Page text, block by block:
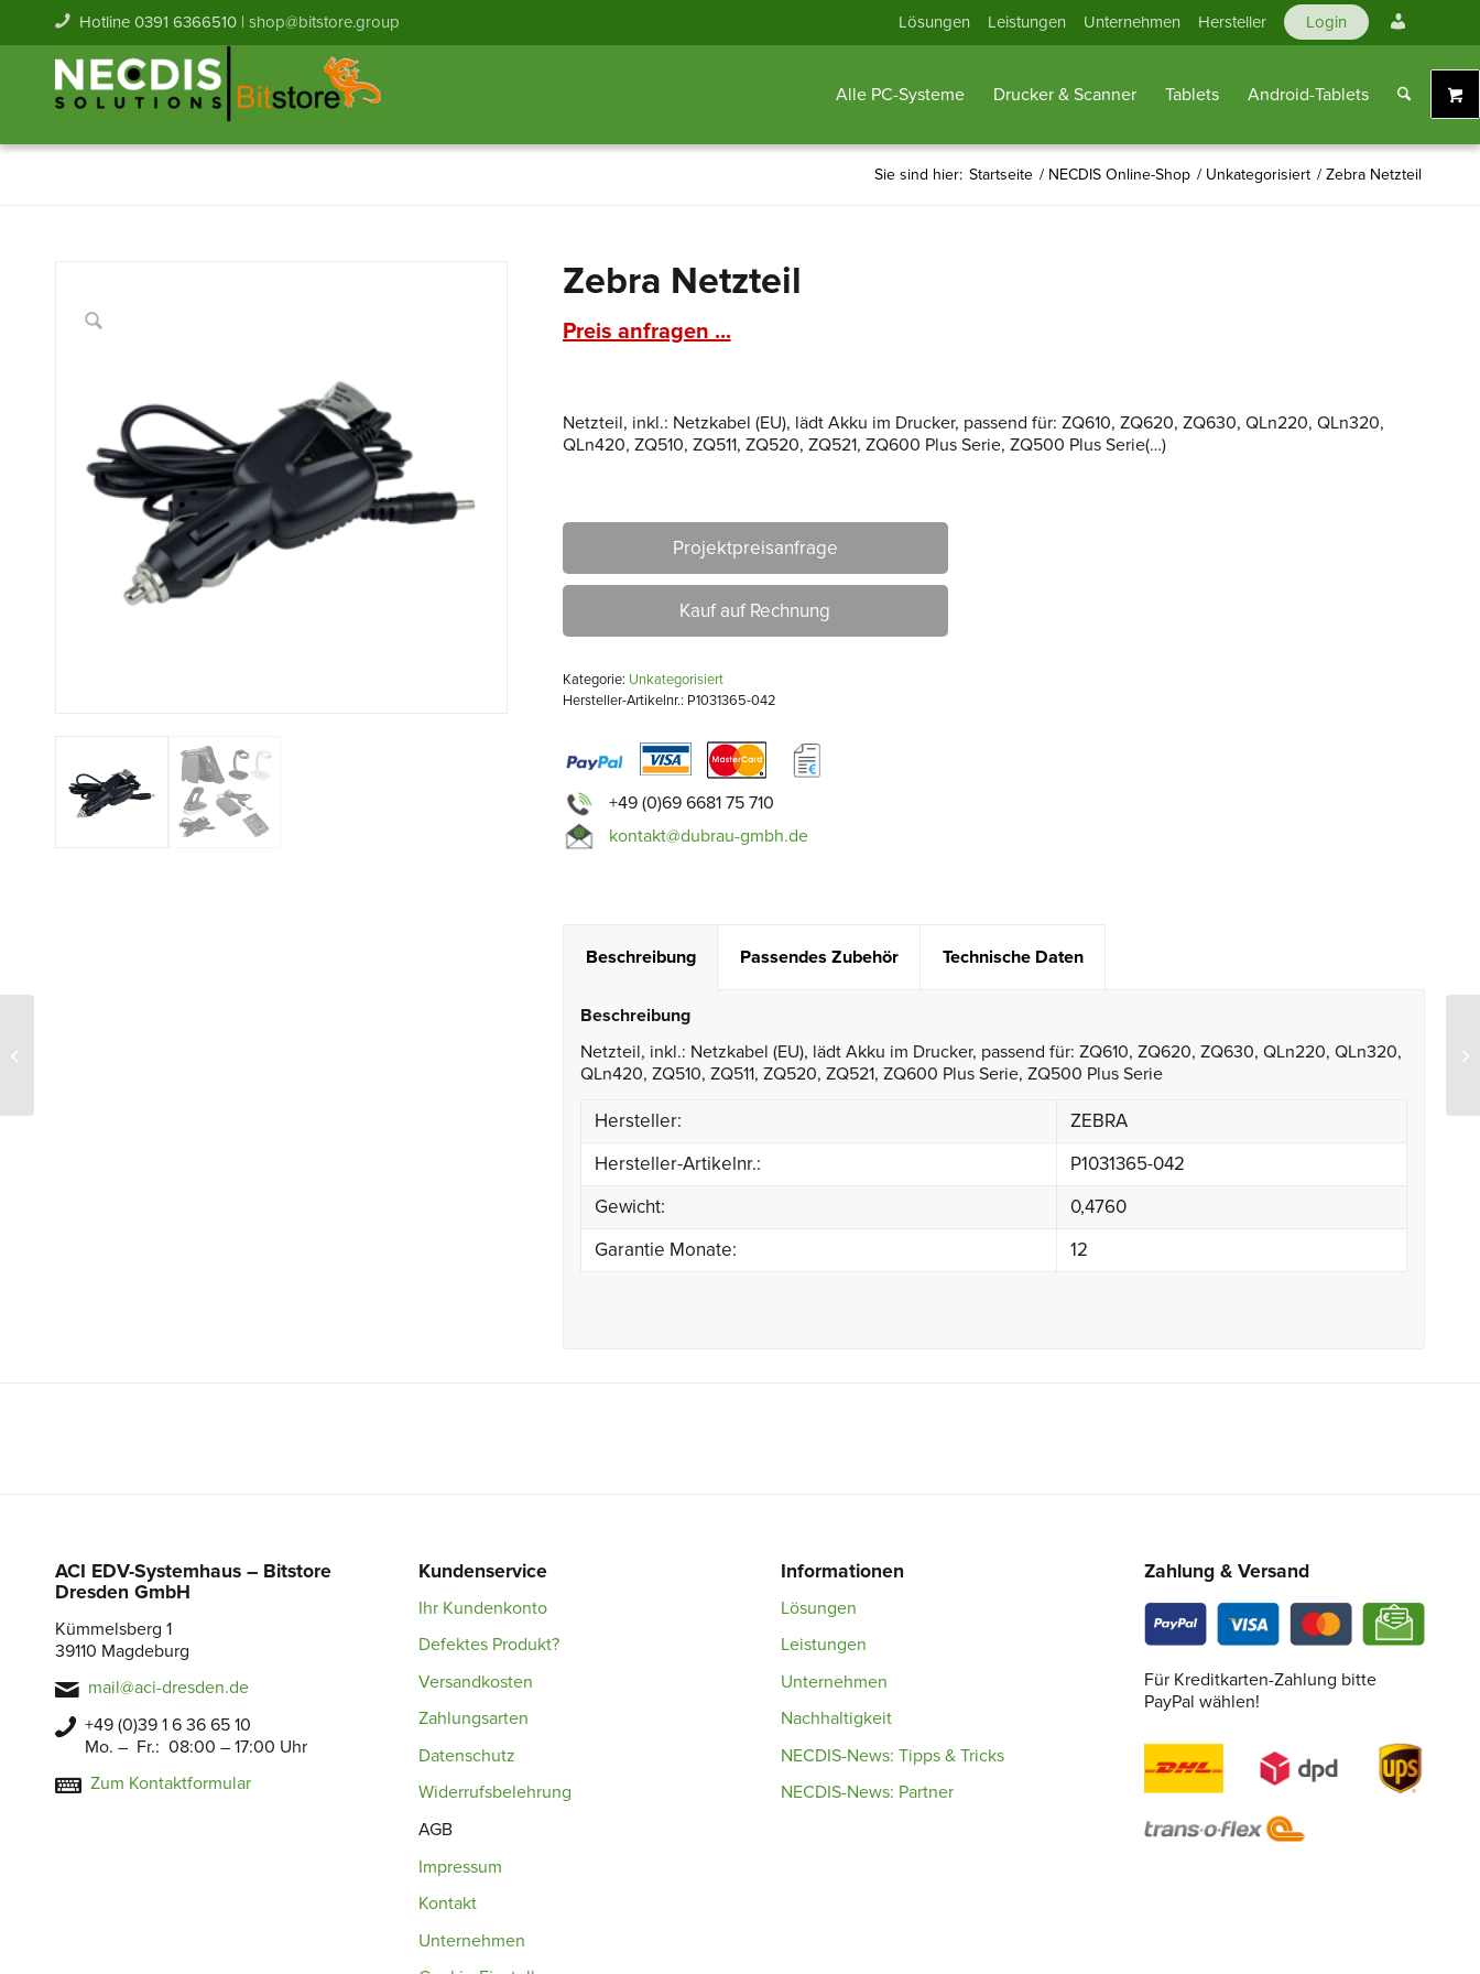
Lösungen Leistungen Unternehmen Hersteller Login
Konto
Hotline 0391 6366510 | shop@bitstore.group
Alle PC-Systeme Drucker & Scanner Tablets Android-Tablets
Sie sind hier: Startseite / NECDIS Online-Shop / Unkategorisiert / Zebra Netzteil
Zebra Netzteil
Preis anfragen ...
Netzteil, inkl.: Netzkabel (EU), lädt Akku im Drucker, passend für: ZQ610, ZQ620, ZQ630, QLn220, QLn320,
QLn420, ZQ510, ZQ511, ZQ520, ZQ521, ZQ600 Plus Serie, ZQ500 Plus Serie(…)
Projektpreisanfrage
Kauf auf Rechnung
Kategorie: Unkategorisiert
Hersteller-Artikelnr.: P1031365-042
+49 (0)69 6681 75 710
kontakt@dubrau-gmbh.de
Beschreibung Passendes Zubehör Technische Daten
Beschreibung
Netzteil, inkl.: Netzkabel (EU), lädt Akku im Drucker, passend für: ZQ610, ZQ620, ZQ630, QLn220, QLn320,
QLn420, ZQ510, ZQ511, ZQ520, ZQ521, ZQ600 Plus Serie, ZQ500 Plus Serie
Hersteller:
ZEBRA
Hersteller-Artikelnr.:
P1031365-042
Gewicht:
0,4760
Garantie Monate:
12
ACI EDV-Systemhaus – Bitstore
Dresden GmbH
Kümmelsberg 1
39110 Magdeburg
mail@aci-dresden.de
+49 (0)39 1 6 36 65 10
Mo. – Fr.: 08:00 – 17:00 Uhr
Zum Kontaktformular
Kundenservice
Ihr Kundenkonto
Defektes Produkt?
Versandkosten
Zahlungsarten
Datenschutz
Widerrufsbelehrung
AGB
Impressum
Kontakt
Unternehmen
Informationen
Lösungen
Leistungen
Unternehmen
Nachhaltigkeit
NECDIS-News: Tipps & Tricks
NECDIS-News: Partner
Zahlung & Versand
Für Kreditkarten-Zahlung bitte
PayPal wählen!